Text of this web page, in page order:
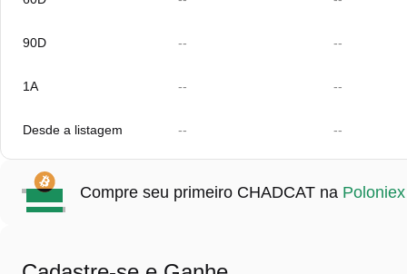
90D -- --
1A -- --
Desde a listagem -- --
Compre seu primeiro CHADCAT na Poloniex